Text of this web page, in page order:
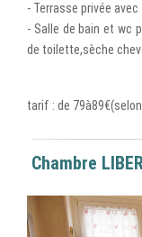
- Terrasse privée
- Salle de bain et wc
de toilette,sèche
tarif : de
Chambre